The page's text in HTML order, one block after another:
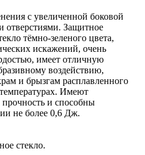
с увеличенной боковой
отверстиями. Защитное
тёмно-зеленого цвета,
искажений, очень
имеет отличную
воздействию,
и брызгам расплавленного
Имеют
и способны
не более 0,6 Дж.
стекло.